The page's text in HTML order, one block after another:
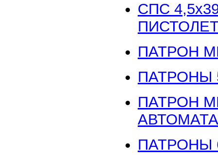
СПС
ПАТРОН
ПАТРОНЫ
ПАТРОН
АВТОМАТА
ПАТРОНЫ